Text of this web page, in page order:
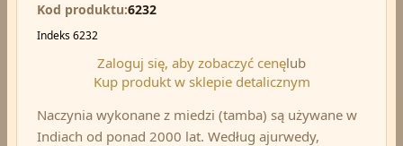
Kod produktu 6232
Indeks 6232
Zaloguj się, aby zobaczyć cenęlub
Kup produkt w sklepie detalicznym
Naczynia wykonane z miedzi (tamba) są używane w
Indiach od ponad 2000 lat. Według ajurwedy,